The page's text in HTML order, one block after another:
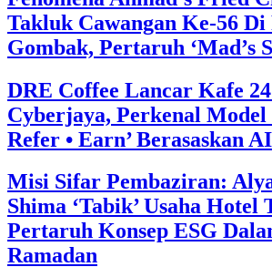
Takluk Cawangan Ke-56
Gombak, Pertaruh ‘Mad’s
DRE Coffee Lancar Kafe
Cyberjaya, Perkenal Model
Refer • Earn’ Berasaskan AI
Misi Sifar Pembaziran:
Shima ‘Tabik’ Usaha Hotel
Pertaruh Konsep ESG
Ramadan